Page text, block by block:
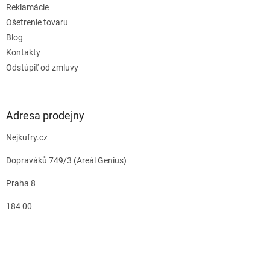
Reklamácie
Ošetrenie tovaru
Blog
Kontakty
Odstúpiť od zmluvy
Adresa prodejny
Nejkufry.cz
Dopraváků 749/3 (Areál Genius)
Praha 8
184 00